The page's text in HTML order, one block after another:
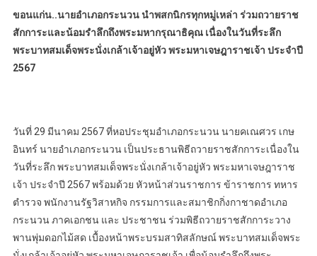
ขอนแก่น..นายอำเภอกระนวน นำพสกนิกรทุกหมู่เหล่า ร่วมถวายราช
สักการะและน้อมรำลึกถึงพระมหากรุณาธิคุณ เนื่องในวันที่ระลึก
พระบาทสมเด็จพระนั่งเกล้าเจ้าอยู่หัว พระมหาเจษฎาราชเจ้า ประจำปี
2567
วันที่ 29 มีนาคม 2567 ที่หอประชุมอำเภอกระนวน นายคเณศวร เกษ
อินทร์ นายอำเภอกระนวน เป็นประธานพิธีถวายราชสักการะเนื่องใน
วันที่ระลึก พระบาทสมเด็จพระนั่งเกล้าเจ้าอยู่หัว พระมหาเจษฎาราช
เจ้า ประจำปี 2567 พร้อมด้วย หัวหน้าส่วนราชการ ข้าราชการ ทหาร
ตำรวจ พนักงานรัฐวิสาหกิจ กรรมการและสมาชิกกิ่งกาชาดอำเภอ
กระนวน ภาคเอกชน และ ประชาชน ร่วมพิธีถวายราชสักการะวาง
พานพุ่มดอกไม้สด เบื้องหน้าพระบรมสาทิสลักษณ์ พระบาทสมเด็จพระ